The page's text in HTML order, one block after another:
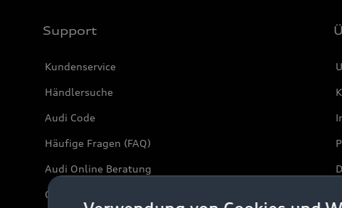
Support
Kundenservice
Händlersuche
Audi Code
Häufige Fragen (FAQ)
Audi Online Beratung
Online-Terminvereinbarung